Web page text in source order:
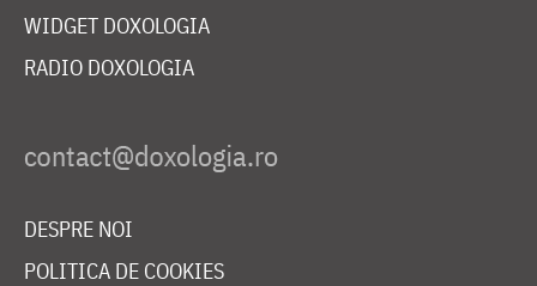
WIDGET DOXOLOGIA
RADIO DOXOLOGIA
DESPRE NOI
POLITICA DE COOKIES